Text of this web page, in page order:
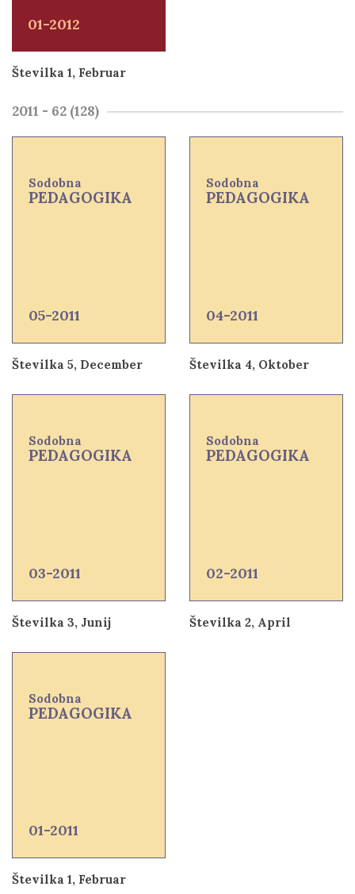
01-2012
Številka 1, Februar
2011 - 62 (128)
Sodobna
PEDAGOGIKA
05-2011
Številka 5, December
Sodobna
PEDAGOGIKA
04-2011
Številka 4, Oktober
Sodobna
PEDAGOGIKA
03-2011
Številka 3, Junij
Sodobna
PEDAGOGIKA
02-2011
Številka 2, April
Sodobna
PEDAGOGIKA
01-2011
Številka 1, Februar